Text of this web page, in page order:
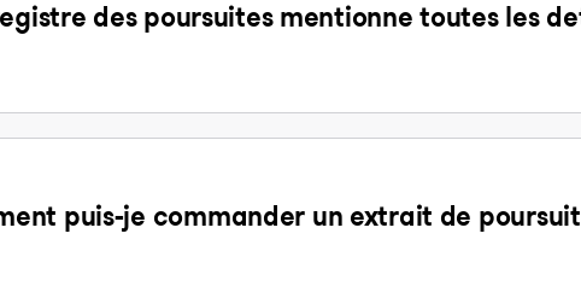
des poursuites mentionne toutes les
puis-je commander un extrait de